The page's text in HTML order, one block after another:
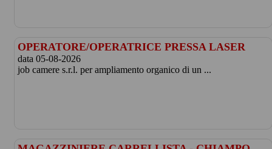
OPERATORE/OPERATRICE PRESSA LASER
data 05-08-2026
job camere s.r.l. per ampliamento organico di un ...